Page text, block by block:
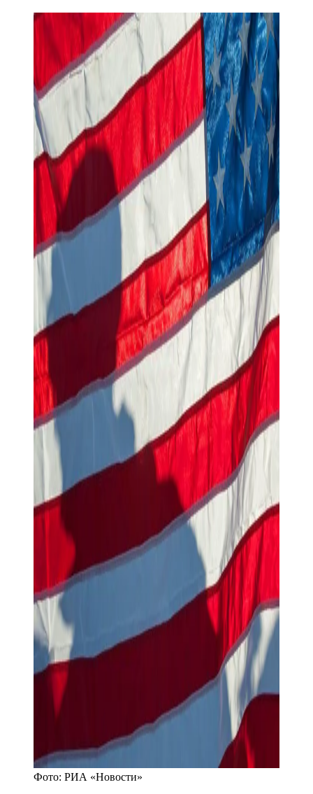
Фото: РИА «Новости»